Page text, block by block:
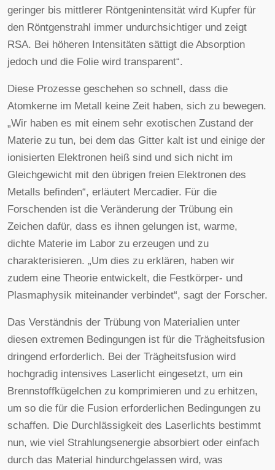
geringer bis mittlerer Röntgenintensität wird Kupfer für
den Röntgenstrahl immer undurchsichtiger und zeigt
RSA. Bei höheren Intensitäten sättigt die Absorption
jedoch und die Folie wird transparent“.
Diese Prozesse geschehen so schnell, dass die
Atomkerne im Metall keine Zeit haben, sich zu bewegen.
„Wir haben es mit einem sehr exotischen Zustand der
Materie zu tun, bei dem das Gitter kalt ist und einige der
ionisierten Elektronen heiß sind und sich nicht im
Gleichgewicht mit den übrigen freien Elektronen des
Metalls befinden“, erläutert Mercadier. Für die
Forschenden ist die Veränderung der Trübung ein
Zeichen dafür, dass es ihnen gelungen ist, warme,
dichte Materie im Labor zu erzeugen und zu
charakterisieren. „Um dies zu erklären, haben wir
zudem eine Theorie entwickelt, die Festkörper- und
Plasmaphysik miteinander verbindet“, sagt der Forscher.
Das Verständnis der Trübung von Materialien unter
diesen extremen Bedingungen ist für die Trägheitsfusion
dringend erforderlich. Bei der Trägheitsfusion wird
hochgradig intensives Laserlicht eingesetzt, um ein
Brennstoffkügelchen zu komprimieren und zu erhitzen,
um so die für die Fusion erforderlichen Bedingungen zu
schaffen. Die Durchlässigkeit des Laserlichts bestimmt
nun, wie viel Strahlungsenergie absorbiert oder einfach
durch das Material hindurchgelassen wird, was